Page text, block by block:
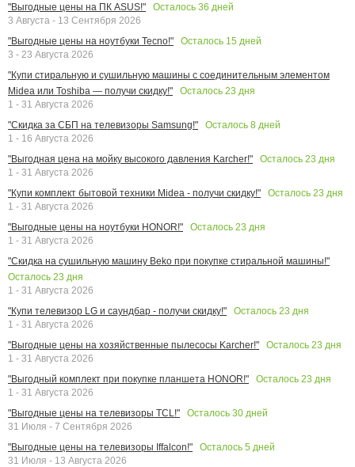
"Выгодные цены на ПК ASUS!"
Осталось 36 дней
3 Августа - 13 Сентября 2026
"Выгодные цены на ноутбуки Tecno!"
Осталось 15 дней
3 - 23 Августа 2026
"Купи стиральную и сушильную машины с соединительным элементом
Midea или Toshiba — получи скидку!"
Осталось 23 дня
1 - 31 Августа 2026
"Скидка за СБП на телевизоры Samsung!"
Осталось 8 дней
1 - 16 Августа 2026
"Выгодная цена на мойку высокого давления Karcher!"
Осталось 23 дня
1 - 31 Августа 2026
"Купи комплект бытовой техники Midea - получи скидку!"
Осталось 23 дня
1 - 31 Августа 2026
"Выгодные цены на ноутбуки HONOR!"
Осталось 23 дня
1 - 31 Августа 2026
"Скидка на сушильную машину Beko при покупке стиральной машины!"
Осталось 23 дня
1 - 31 Августа 2026
"Купи телевизор LG и саундбар - получи скидку!"
Осталось 23 дня
1 - 31 Августа 2026
"Выгодные цены на хозяйственные пылесосы Karcher!"
Осталось 23 дня
1 - 31 Августа 2026
"Выгодный комплект при покупке планшета HONOR!"
Осталось 23 дня
1 - 31 Августа 2026
"Выгодные цены на телевизоры TCL!"
Осталось 30 дней
31 Июля - 7 Сентября 2026
"Выгодные цены на телевизоры Iffalcon!"
Осталось 5 дней
31 Июля - 13 Августа 2026